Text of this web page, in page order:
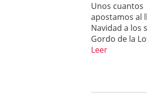
Unos cuantos
apostamos al
Navidad a los
Gordo de la
Leer